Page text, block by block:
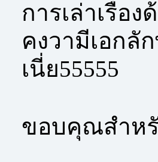
การเล่าเรื่อ
คงวามีเอกลั
เนี่ย55555
ขอบคุณสำห